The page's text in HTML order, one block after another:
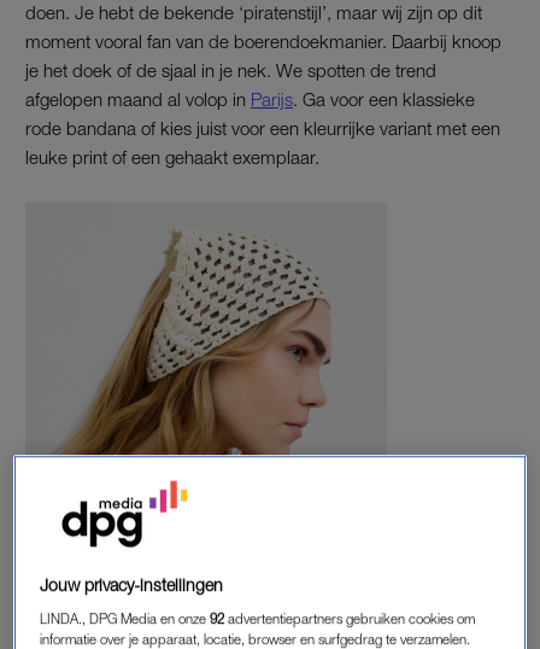
doen. Je hebt de bekende ‘piratenstijl’, maar wij zijn op dit
moment vooral fan van de boerendoekmanier. Daarbij knoop
je het doek of de sjaal in je nek. We spotten de trend
afgelopen maand al volop in Parijs. Ga voor een klassieke
rode bandana of kies juist voor een kleurrijke variant met een
leuke print of een gehaakt exemplaar.
Jouw privacy-instellingen
LINDA., DPG Media en onze92 advertentiepartners gebruiken cookies om
informatie over je apparaat, locatie, browser en surfgedrag te verzamelen.